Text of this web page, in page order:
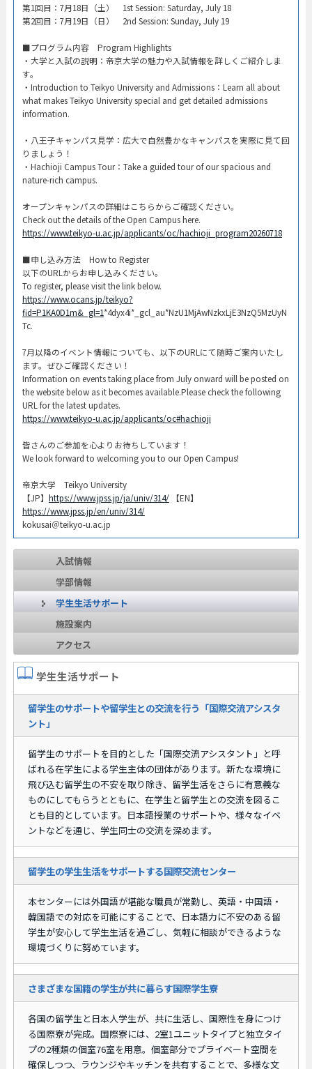
第1回目：7月18日（土） 1st Session: Saturday, July 18​
第2回目：7月19日（日） 2nd Session: Sunday, July 19​
■プログラム内容 Program Highlights​
・大学と入試の説明：帝京大学の魅力や入試情報を詳しくご紹介しま
す。​
・Introduction to Teikyo University and Admissions：Learn all about
what makes Teikyo University special and get detailed admissions
information.​
・八王子キャンパス見学：広大で自然豊かなキャンパスを実際に見て回
りましょう！​
・Hachioji Campus Tour：Take a guided tour of our spacious and
nature-rich campus.​
オープンキャンパスの詳細はこちらからご確認ください。​
Check out the details of the Open Campus here.​
https://www.teikyo-u.ac.jp/applicants/oc/hachioji_program20260718
​■申し込み方法 How to Register​
以下のURLからお申し込みください。
To register, please visit the link below.
https://www.ocans.jp/teikyo?
fid=P1KA0D1m&_gl=1*4dyx4i*_gcl_au*NzU1MjAwNzkxLjE3NzQ5MzUyN
Tc.
7月以降のイベント情報についても、以下のURLにて随時ご案内いたし
ます。ぜひご確認ください！
Information on events taking place from July onward will be posted on
the website below as it becomes available.Please check the following
URL for the latest updates.
https://www.teikyo-u.ac.jp/applicants/oc#hachioji
皆さんのご参加を心よりお待ちしています！​
We look forward to welcoming you to our Open Campus!​
帝京大学 Teikyo University
【JP】 https://www.jpss.jp/ja/univ/314/【EN】
https://www.jpss.jp/en/univ/314/
kokusai＠teikyo-u.ac.jp
入試情報
学部情報
学生生活サポート
施設案内
アクセス
学生生活サポート
留学生のサポートや留学生との交流を行う「国際交流アシスタ
ント」
留学生のサポートを目的とした「国際交流アシスタント」と呼
ばれる在学生による学生主体の団体があります。新たな環境に
飛び込む留学生の不安を取り除き、留学生活をさらに有意義な
ものにしてもらうとともに、在学生と留学生との交流を図るこ
とも目的としています。日本語授業のサポートや、様々なイベ
ントなどを通じ、学生同士の交流を深めます。
留学生の学生生活をサポートする国際交流センター
本センターには外国語が堪能な職員が常勤し、英語・中国語・
韓国語での対応を可能にすることで、日本語力に不安のある留
学生が安心して学生生活を過ごし、気軽に相談ができるような
環境づくりに努めています。
さまざまな国籍の学生が共に暮らす国際学生寮
各国の留学生と日本人学生が、共に生活し、国際性を身につけ
る国際寮が完成。国際寮には、2室1ユニットタイプと独立タイ
プの2種類の個室76室を用意。個室部分でプライベート空間を
確保しつつ、ラウンジやキッチンを共有することで、多様な文